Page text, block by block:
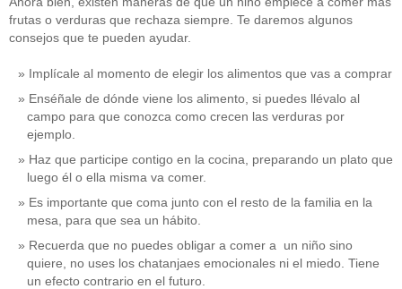
frutas o verduras que rechaza siempre. Te daremos algunos
consejos que te pueden ayudar.
Implícale al momento de elegir los alimentos que vas a comprar
Enséñale de dónde viene los alimento, si puedes llévalo al
campo para que conozca como crecen las verduras por
ejemplo.
Haz que participe contigo en la cocina, preparando un plato que
luego él o ella misma va comer.
Es importante que coma junto con el resto de la familia en la
mesa, para que sea un hábito.
Recuerda que no puedes obligar a comer a un niño sino
quiere, no uses los chatanjaes emocionales ni el miedo. Tiene
un efecto contrario en el futuro.